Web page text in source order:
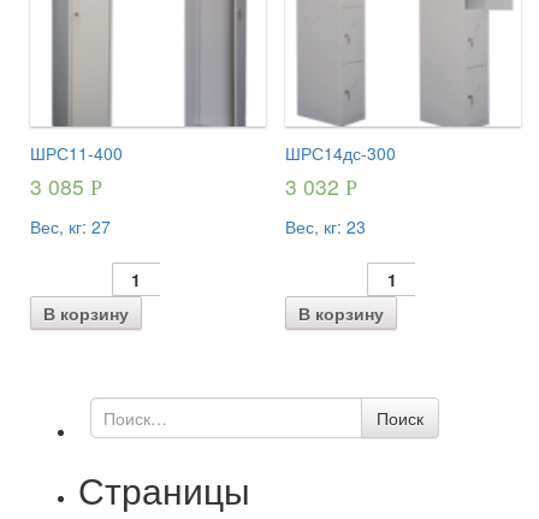
ШРС11-400
3 085 Р
Вес, кг: 27
В корзину
ШРС14дс-300
3 032Р
Вес, кг: 23
В корзину
Поиск
по
Поиск
Страницы